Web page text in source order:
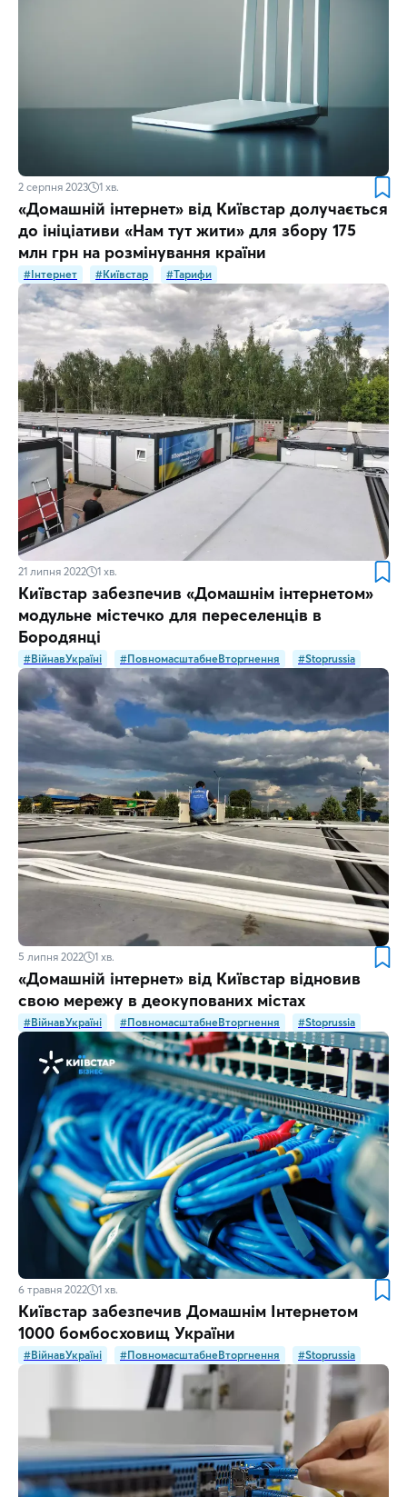
2 серпня 2023 1 хв.
«Домашній інтернет» від Київстар долучається
до ініціативи «Нам тут жити» для збору 175
млн грн на розмінування країни
#Інтернет #Київстар #Тарифи
21 липня 2022 1 хв.
Київстар забезпечив «Домашнім інтернетом»
модульне містечко для переселенців в
Бородянці
#ВійнавУкраїні #ПовномасштабнеВторгнення #Stoprussia
5 липня 2022 1 хв.
«Домашній інтернет» від Київстар відновив
свою мережу в деокупованих містах
#ВійнавУкраїні #ПовномасштабнеВторгнення #Stoprussia
6 травня 2022 1 хв.
Київстар забезпечив Домашнім Інтернетом
1000 бомбосховищ України
#ВійнавУкраїні #ПовномасштабнеВторгнення #Stoprussia